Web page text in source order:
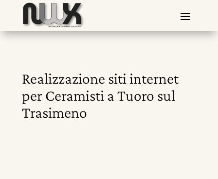
Realizzazione siti internet
per Ceramisti a Tuoro sul
Trasimeno